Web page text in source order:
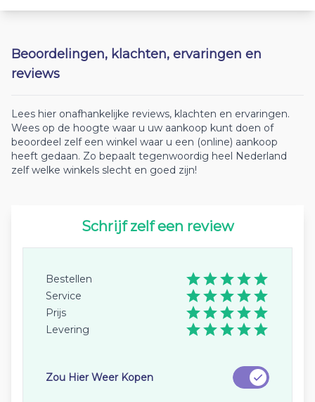
Beoordelingen, klachten, ervaringen en
reviews
Lees hier onafhankelijke reviews, klachten en ervaringen.
Wees op de hoogte waar u uw aankoop kunt doen of
beoordeel zelf een winkel waar u een (online) aankoop
heeft gedaan. Zo bepaalt tegenwoordig heel Nederland
zelf welke winkels slecht en goed zijn!
Schrijf zelf een review
Bestellen
Service
Prijs
Levering
Zou Hier Weer Kopen